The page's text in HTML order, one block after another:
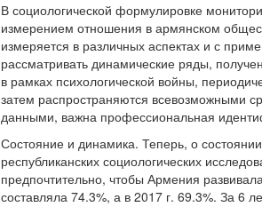
В социологической формулировке
измерением отношения в армянском
измеряется в различных аспектах и с
рассматривать динамические ряды,
в рамках психологической войны,
затем распространяются всевозможными
данными, важна профессиональная
Состояние и динамика. Теперь, о
республиканских социологических
предпочтительно, чтобы Армения
составляла 74.3%, а в 2017 г. 69.3%. За 6